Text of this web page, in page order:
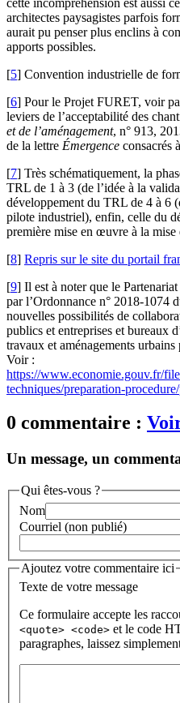
architectes paysagistes parfois
aurait pu penser plus enclins à
apports possibles.
[5] Convention industrielle de
[6] Pour le Projet FURET, voir
leviers de l’acceptabilité des
et de l’aménagement, n° 913,
de la lettre Émergence consacrés
[7] Très schématiquement, la
TRL de 1 à 3 (de l’idée à la
développement du TRL de 4 à 6
pilote industriel), enfin, celle du
première mise en œuvre à la
[8] Repris sur le site du portail
[9] Il est à noter que le
par l’Ordonnance n° 2018-1074
nouvelles possibilités de
publics et entreprises et bureaux
travaux et aménagements
Voir :
https://www.economie.gouv.fr/
techniques/preparation-
0 commentaire :
Un message, un
Qui êtes-vous ?
Nom
Courriel (non publié)
Ajoutez votre commentaire ici
Texte de votre message
Ce formulaire accepte les
<quote> <code> et le code
paragraphes, laissez